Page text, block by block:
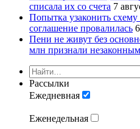
списала их со счета 7
Попытка узаконить
соглашение провалилась
Пени не живут без
млн признали незаконным
Рассылки
Ежедневная
Еженедельная